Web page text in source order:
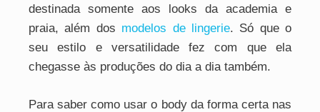
destinada somente aos looks da academia e
praia, além dos modelos de lingerie. Só que o
seu estilo e versatilidade fez com que ela
chegasse às produções do dia a dia também.
Para saber como usar o body da forma certa nas